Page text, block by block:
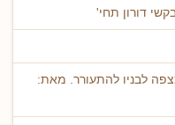
דורון תחי'
לבניו להתעורר. מאת: